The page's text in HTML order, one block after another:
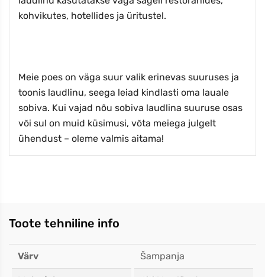
kohvikutes, hotellides ja üritustel.
Meie poes on väga suur valik erinevas suuruses ja
toonis laudlinu, seega leiad kindlasti oma lauale
sobiva. Kui vajad nõu sobiva laudlina suuruse osas
või sul on muid küsimusi, võta meiega julgelt
ühendust – oleme valmis aitama!
Toote tehniline info
Värv Šampanja